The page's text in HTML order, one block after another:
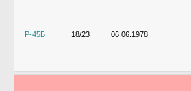
Р-45Б 18/23 06.06.1978